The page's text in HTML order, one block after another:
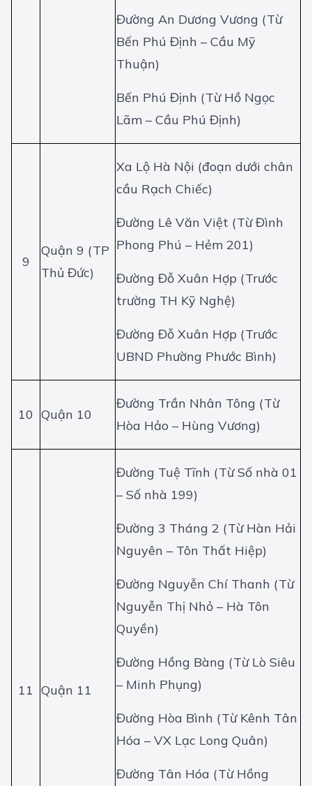
Đường An Dương Vương (Từ
Bến Phú Định – Cầu Mỹ
Thuận)
Bến Phú Định (Từ Hồ Ngọc
Lãm – Cầu Phú Định)
9
Quận 9 (TP
Thủ Đức)
Xa Lộ Hà Nội (đoạn dưới chân
cầu Rạch Chiếc)
Đường Lê Văn Việt (Từ Đình
Phong Phú – Hẻm 201)
Đường Đỗ Xuân Hợp (Trước
trường TH Kỹ Nghệ)
Đường Đỗ Xuân Hợp (Trước
UBND Phường Phước Bình)
10 Quận 10
Đường Trần Nhân Tông (Từ
Hòa Hảo – Hùng Vương)
11 Quận 11
Đường Tuệ Tĩnh (Từ Số nhà 01
– Số nhà 199)
Đường 3 Tháng 2 (Từ Hàn Hải
Nguyên – Tôn Thất Hiệp)
Đường Nguyễn Chí Thanh (Từ
Nguyễn Thị Nhỏ – Hà Tôn
Quyền)
Đường Hồng Bàng (Từ Lò Siêu
– Minh Phụng)
Đường Hòa Bình (Từ Kênh Tân
Hóa – VX Lạc Long Quân)
Đường Tân Hóa (Từ Hồng